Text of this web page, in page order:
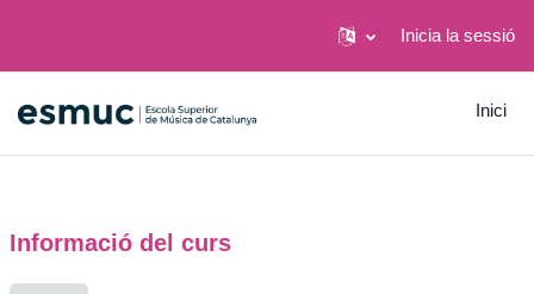
Inicia la sessió
Inici
Informació del curs